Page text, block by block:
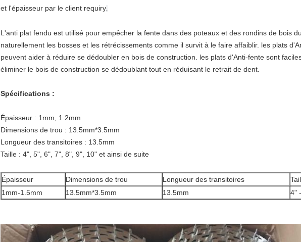
et l'épaisseur par le client requiry.
L'anti plat fendu est utilisé pour empêcher la fente dans des poteaux et des rondins de bois
naturellement les bosses et les rétrécissements comme il survit à le faire affaiblir. les plats
peuvent aider à réduire se dédoubler en bois de construction. les plats d'Anti-fente sont
éliminer le bois de construction se dédoublant tout en réduisant le retrait de dent.
Spécifications :
Épaisseur : 1mm, 1.2mm
Dimensions de trou : 13.5mm*3.5mm
Longueur des transitoires : 13.5mm
Taille : 4", 5", 6", 7", 8", 9", 10" et ainsi de suite
Épaisseur Dimensions de trou Longueur des transitoires
1mm-1.5mm
13.5mm*3.5mm 13.5mm 4"